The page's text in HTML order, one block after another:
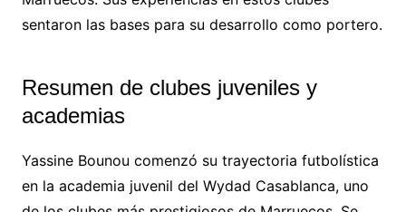
sentaron las bases para su desarrollo como portero.
Resumen de clubes juveniles y
academias
Yassine Bounou comenzó su trayectoria futbolística
en la academia juvenil del Wydad Casablanca, uno